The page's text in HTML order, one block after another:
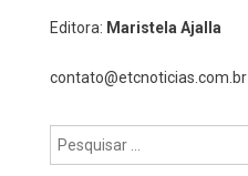
Editora: Maristela Ajalla
contato@etcnoticias.com.br